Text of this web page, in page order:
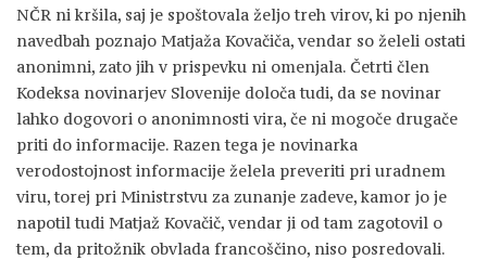
NČR ni kršila, saj je spoštovala željo treh virov, ki po njenih
navedbah poznajo Matjaža Kovačiča, vendar so želeli ostati
anonimni, zato jih v prispevku ni omenjala. Četrti člen
Kodeksa novinarjev Slovenije določa tudi, da se novinar
lahko dogovori o anonimnosti vira, če ni mogoče drugače
priti do informacije. Razen tega je novinarka
verodostojnost informacije želela preveriti pri uradnem
viru, torej pri Ministrstvu za zunanje zadeve, kamor jo je
napotil tudi Matjaž Kovačič, vendar ji od tam zagotovil o
tem, da pritožnik obvlada francoščino, niso posredovali.